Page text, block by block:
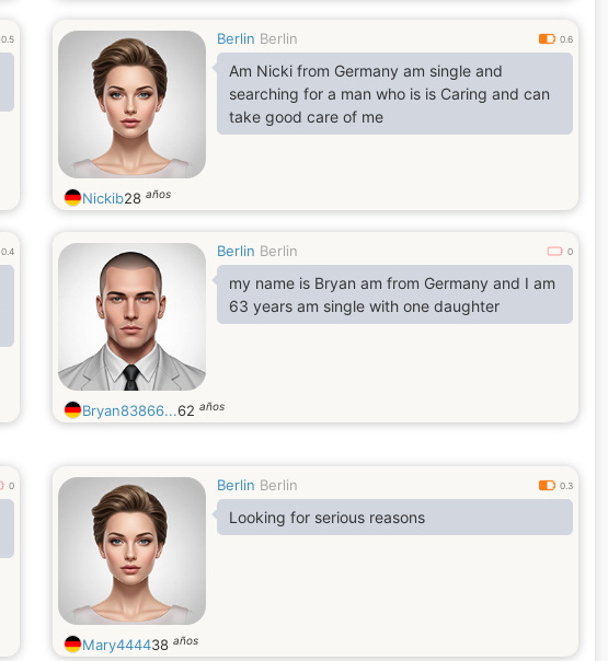
0.5 Berlin Berlin 0.6
Am Nicki from Germany am single and
searching for a man who is is Caring and can
take good care of me
Nickib28 años
0.4 Berlin Berlin 0
my name is Bryan am from Germany and I am
63 years am single with one daughter
Bryan83866...62 años
0 Berlin Berlin 0.3
Looking for serious reasons
Mary444438 años